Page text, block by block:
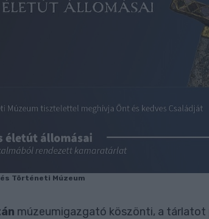
Történeti Múzeum
múzeumigazgató köszönti, a tárlatot